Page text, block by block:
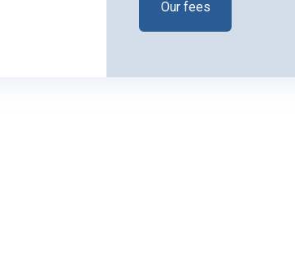
Our fees